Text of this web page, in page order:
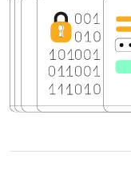
Cloud og Lokalt